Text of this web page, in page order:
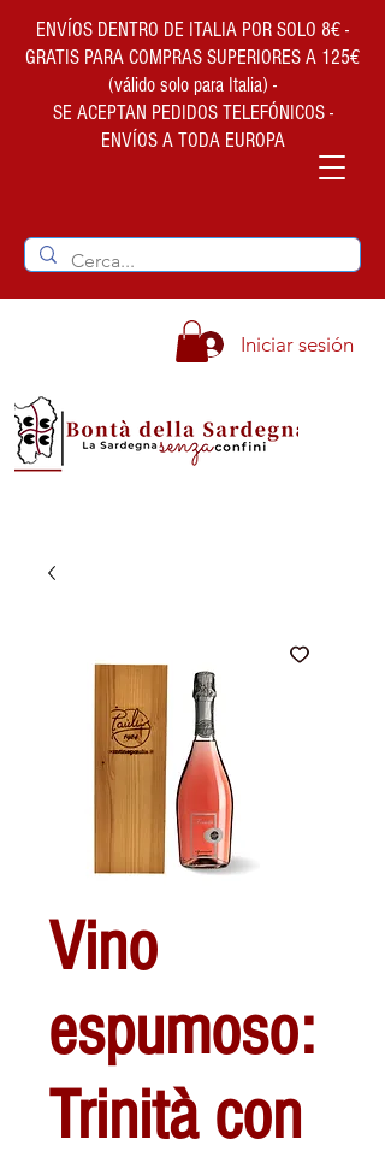
ENVÍOS DENTRO DE ITALIA POR SOLO 8€ -
GRATIS PARA COMPRAS SUPERIORES A 125€
(válido solo para Italia) -
SE ACEPTAN PEDIDOS TELEFÓNICOS -
ENVÍOS A TODA EUROPA
Iniciar sesión
Vino
espumoso:
Trinità con